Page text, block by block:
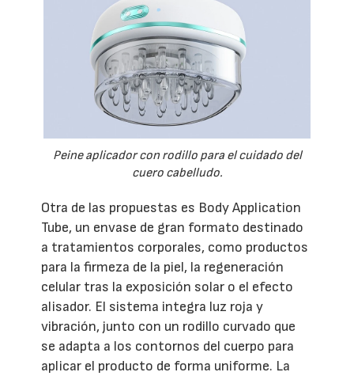
Peine aplicador con rodillo para el cuidado del
cuero cabelludo.
Otra de las propuestas es Body Application
Tube, un envase de gran formato destinado
a tratamientos corporales, como productos
para la firmeza de la piel, la regeneración
celular tras la exposición solar o el efecto
alisador. El sistema integra luz roja y
vibración, junto con un rodillo curvado que
se adapta a los contornos del cuerpo para
aplicar el producto de forma uniforme. La